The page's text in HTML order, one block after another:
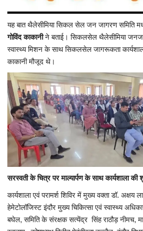
यह बात थैलेसीमिया सिकल सेल जन जागरण समिति
गोविंद काकानीने बताई। सिकलसेल थैलेसीमिया
स्वास्थ्य मिशन के साथ सिकलसेल जागरूकता कार्यशाला
काकानी मौजूद थे।
सरस्वती के चित्र पर माल्यार्पण के साथ कार्यशाला
कार्यशाला एवं परामर्श शिविर में मुख्य वक्ता डॉ. अक्षय
हेमेटोलॉजिस्ट इंदौर मुख्य चिकित्सा एवं स्वास्थ्य
बघेल, समिति के संरक्षक सत्येंद्र सिंह राठौड़ नीमच,